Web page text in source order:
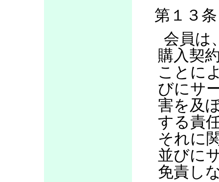
第１３
会員は
購入契
ことに
びにサ
害を及
する責
それに
並びに
免責し